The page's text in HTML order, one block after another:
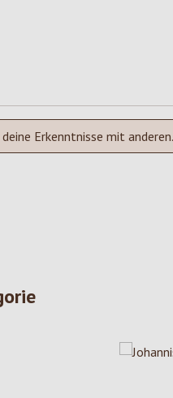
Erkenntnisse mit anderen.